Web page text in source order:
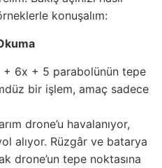
konuşalım:
+ 6x + 5 parabolünün tepe
bir işlem, amaç sadece
drone’u havalanıyor,
alıyor. Rüzgâr ve batarya
drone’un tepe noktasına